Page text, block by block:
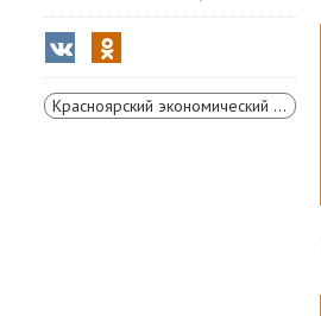
Красноярский экономический форум